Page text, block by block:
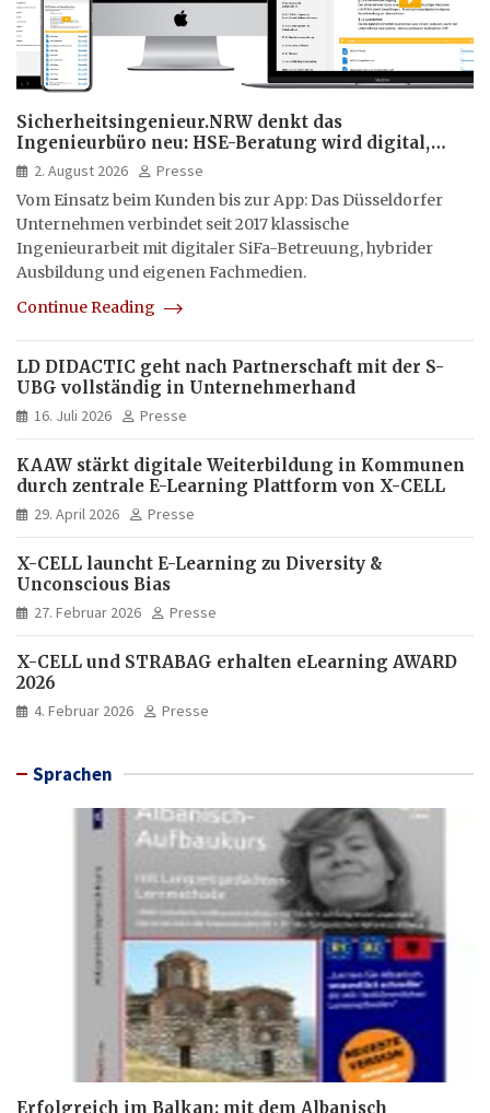
Sicherheitsingenieur.NRW denkt das
Ingenieurbüro neu: HSE-Beratung wird digital,
hybrid und multimedial
2. August 2026
Presse
Vom Einsatz beim Kunden bis zur App: Das Düsseldorfer
Unternehmen verbindet seit 2017 klassische
Ingenieurarbeit mit digitaler SiFa-Betreuung, hybrider
Ausbildung und eigenen Fachmedien.
Continue Reading
LD DIDACTIC geht nach Partnerschaft mit der S-
UBG vollständig in Unternehmerhand
16. Juli 2026 Presse
KAAW stärkt digitale Weiterbildung in Kommunen
durch zentrale E-Learning Plattform von X-CELL
29. April 2026 Presse
X-CELL launcht E-Learning zu Diversity &
Unconscious Bias
27. Februar 2026 Presse
X-CELL und STRABAG erhalten eLearning AWARD
2026
4. Februar 2026 Presse
Sprachen
Erfolgreich im Balkan: mit dem Albanisch